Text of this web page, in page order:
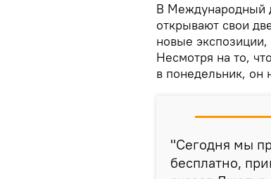
В Международный
открывают свои
новые экспозиции,
Несмотря на то,
в понедельник, он
"Сегодня мы
бесплатно,